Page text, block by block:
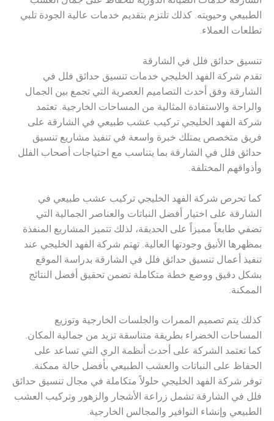
الطبيعي وحيويته. كذلك تلتزم بتقديم خدمات عالية الجودة تلبي
تطلعات العملاء.
تنسيق حدائق فلل في الشارقة
تقدم شركة الفهد الخليجي خدمات تنسيق حدائق فلل في
الشارقة وفق أحدث التصاميم العصرية التي تجمع بين الجمال
والراحة والاستفادة المثالية من المساحات الخارجية. تعتمد
شركة الفهد الخليجي تركيب عشب طبيعي في الشارقة على
فريق متخصص يمتلك خبرة واسعة في تنفيذ مشاريع تنسيق
حدائق فلل في الشارقة بما يتناسب مع احتياجات أصحاب الفلل
وأذواقهم المختلفة.
كما تحرص شركة الفهد الخليجي تركيب عشب طبيعي في
الشارقة على اختيار أفضل النباتات والعناصر الجمالية التي
تضفي طابعاً مميزاً على الحديقة، لذلك تتميز المشاريع المنفذة
بمظهرها الأنيق وجودتها العالية. تهتم شركة الفهد الخليجي عند
تنفيذ أعمال تنسيق حدائق فلل في الشارقة بدراسة الموقع
بشكل دقيق ووضع خطة متكاملة تضمن تحقيق أفضل النتائج
الممكنة.
كذلك يتم تصميم الممرات والجلسات الخارجية وتوزيع
المساحات الخضراء بطريقة متناسقة تزيد من جمالية المكان.
كما تعتمد الشركة على أحدث أنظمة الري التي تساعد على
الحفاظ على النباتات والعشب الطبيعي بأفضل حالة ممكنة.
توفر شركة الفهد الخليجي حلولاً متكاملة في مجال تنسيق حدائق
فلل في الشارقة تشمل زراعة الأشجار والزهور وتركيب العشب
الطبيعي وإنشاء النوافير والمجالس الخارجية.